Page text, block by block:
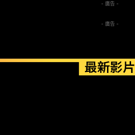
- 廣告 -
- 廣告 -
最新影片